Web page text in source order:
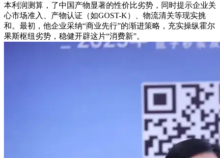
本利润测算，了中国产物显著的性价比劣势，同时提示企业关
心市场准入、产物认证（如GOST-K）、物流清关等现实挑
和。最初，他企业采纳“商业先行”的渐进策略，充实操纵霍尔
果斯枢纽劣势，稳健开辟这片“消费新”。